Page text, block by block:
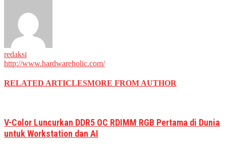
redaksi
http://www.hardwareholic.com/
RELATED ARTICLESMORE FROM AUTHOR
V-Color Luncurkan DDR5 OC RDIMM RGB Pertama di Dunia
untuk Workstation dan AI